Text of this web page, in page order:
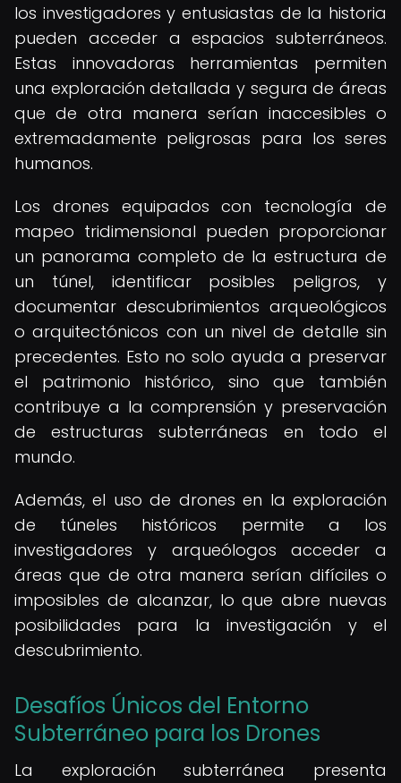
los investigadores y entusiastas de la historia
pueden acceder a espacios subterráneos.
Estas innovadoras herramientas permiten
una exploración detallada y segura de áreas
que de otra manera serían inaccesibles o
extremadamente peligrosas para los seres
humanos.
Los drones equipados con tecnología de
mapeo tridimensional pueden proporcionar
un panorama completo de la estructura de
un túnel, identificar posibles peligros, y
documentar descubrimientos arqueológicos
o arquitectónicos con un nivel de detalle sin
precedentes. Esto no solo ayuda a preservar
el patrimonio histórico, sino que también
contribuye a la comprensión y preservación
de estructuras subterráneas en todo el
mundo.
Además, el uso de drones en la exploración
de túneles históricos permite a los
investigadores y arqueólogos acceder a
áreas que de otra manera serían difíciles o
imposibles de alcanzar, lo que abre nuevas
posibilidades para la investigación y el
descubrimiento.
Desafíos Únicos del Entorno
Subterráneo para los Drones
La exploración subterránea presenta